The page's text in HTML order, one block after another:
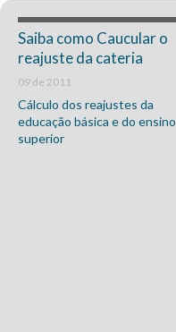
Saiba como Caucular o
reajuste da cateria
09 de 2011
Cálculo dos reajustes da
educação básica e do ensino
superior